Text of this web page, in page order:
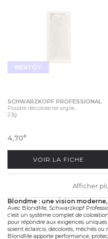
BIENTÔT
SCHWARZKOPF PROFESSIONAL
Poudre décolorante argile...
23g
4,70€
VOIR LA FICHE
Afficher
blondme : une vision
Avec BlondMe, Schwarzkopf
c’est un système complet de coloration
pour répondre aux exigences
soient éclaircis, décolorés, mèchés ou
BlondMe apporte performance,